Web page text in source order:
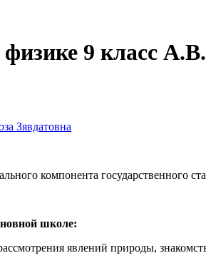
физике 9 класс
Зявдатовна
компонента
школе:
явлений природы,